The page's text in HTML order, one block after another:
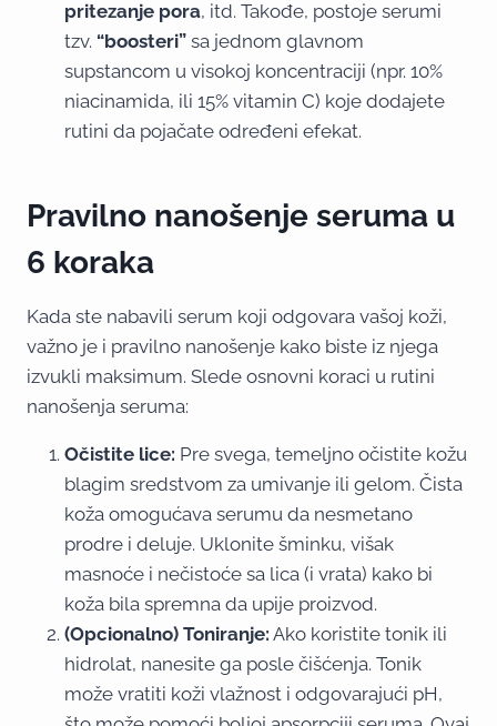
pritezanje pora, itd. Takođe, postoje serumi
tzv. “boosteri” sa jednom glavnom
supstancom u visokoj koncentraciji (npr. 10%
niacinamida, ili 15% vitamin C) koje dodajete
rutini da pojačate određeni efekat.
Pravilno nanošenje seruma u
6 koraka
Kada ste nabavili serum koji odgovara vašoj koži,
važno je i pravilno nanošenje kako biste iz njega
izvukli maksimum. Slede osnovni koraci u rutini
nanošenja seruma:
Očistite lice: Pre svega, temeljno očistite kožu
blagim sredstvom za umivanje ili gelom. Čista
koža omogućava serumu da nesmetano
prodre i deluje. Uklonite šminku, višak
masnoće i nečistoće sa lica (i vrata) kako bi
koža bila spremna da upije proizvod.
(Opcionalno) Toniranje: Ako koristite tonik ili
hidrolat, nanesite ga posle čišćenja. Tonik
može vratiti koži vlažnost i odgovarajući pH,